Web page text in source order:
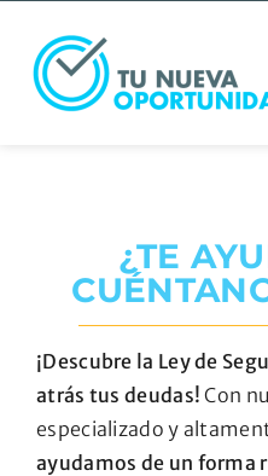
¿TE
¡Descubre la Ley de
atrás tus deudas!Con
especializado y
ayudamos de un forma